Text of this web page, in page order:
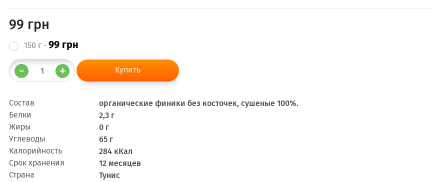
99 грн
150 г -99 грн
Состав органические финики без косточек, сушеные 100%.
Белки 2,3 г
Жиры 0 г
Углеводы 65 г
Калорийность 284 кКал
Срок хранения 12 месяцев
Страна Тунис